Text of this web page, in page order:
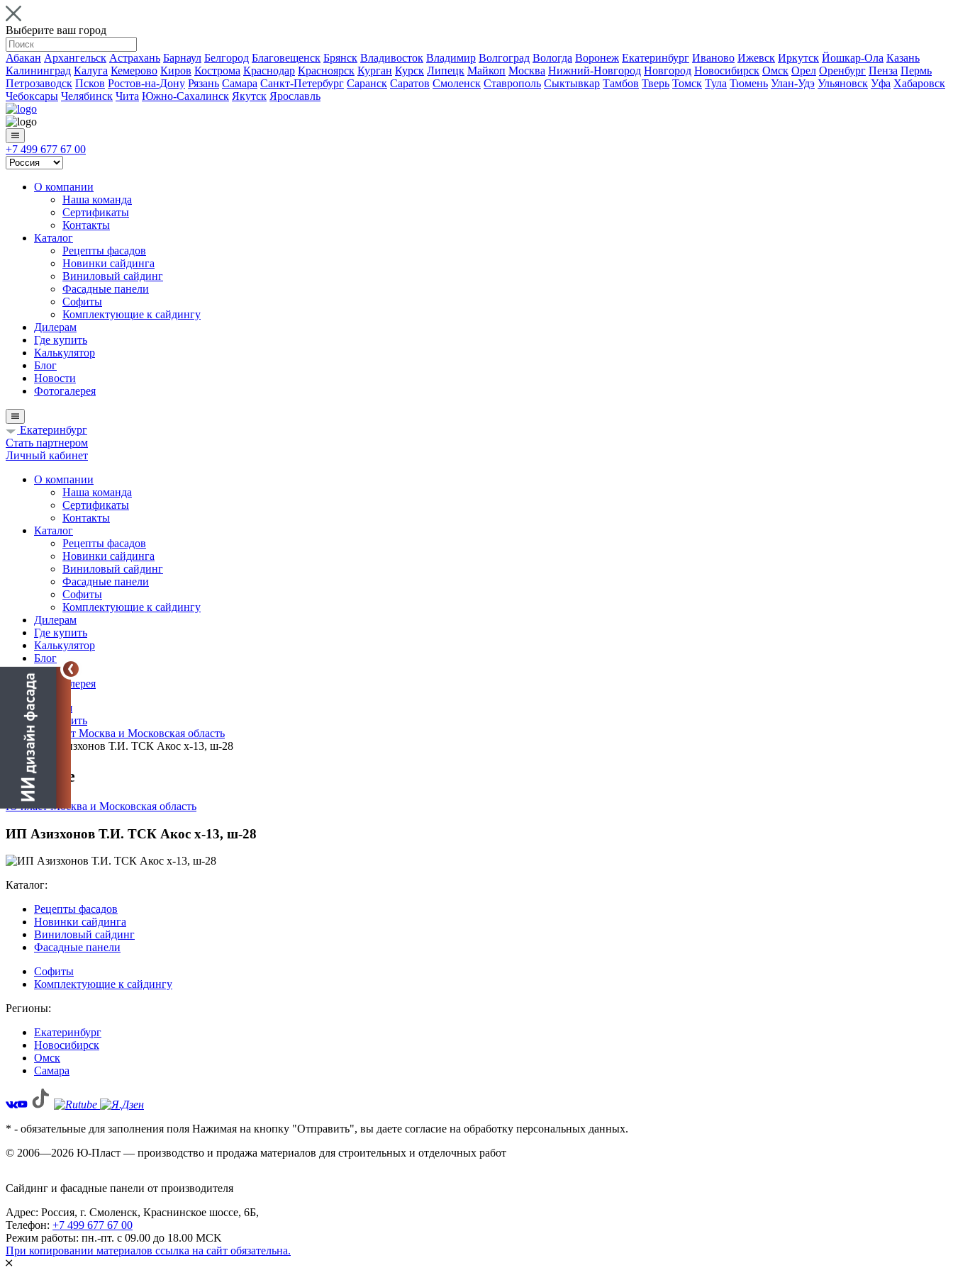
Выберите ваш город
Абакан Архангельск Астрахань Барнаул Белгород Благовещенск Брянск Владивосток Владимир Волгоград Вологда Воронеж Екатеринбург Иваново Ижевск Иркутск Йошкар-Ола Казань
Калининград Калуга Кемерово Киров Кострома Краснодар Красноярск Курган Курск Липецк Майкоп Москва Нижний-Новгород Новгород Новосибирск Омск Орел Оренбург Пенза Пермь
Петрозаводск Псков Ростов-на-Дону Рязань Самара Санкт-Петербург Саранск Саратов Смоленск Ставрополь Сыктывкар Тамбов Тверь Томск Тула Тюмень Улан-Удэ Ульяновск Уфа Хабаровск
Чебоксары Челябинск Чита Южно-Сахалинск Якутск Ярославль
+7 499 677 67 00
О компании
Наша команда
Сертификаты
Контакты
Каталог
Рецепты фасадов
Новинки сайдинга
Виниловый сайдинг
Фасадные панели
Софиты
Комплектующие к сайдингу
Дилерам
Где купить
Калькулятор
Блог
Новости
Фотогалерея
Екатеринбург
Стать партнером
Личный кабинет
О компании
Наша команда
Сертификаты
Контакты
Каталог
Рецепты фасадов
Новинки сайдинга
Виниловый сайдинг
Фасадные панели
Софиты
Комплектующие к сайдингу
Дилерам
Где купить
Калькулятор
Блог
Новости
Фотогалерея
Главная
Где купить
Ю-пласт Москва и Московская область
ИП Азизхонов Т.И. ТСК Акос х-13, ш-28
О салоне
Ю-пласт Москва и Московская область
ИП Азизхонов Т.И. ТСК Акос х-13, ш-28
Каталог:
Рецепты фасадов
Новинки сайдинга
Виниловый сайдинг
Фасадные панели
Софиты
Комплектующие к сайдингу
Регионы:
Екатеринбург
Новосибирск
Омск
Самара
* - обязательные для заполнения поля Нажимая на кнопку "Отправить", вы даете согласие на обработку персональных данных.
© 2006—2026 Ю-Пласт — производство и продажа материалов для строительных и отделочных работ
Сайдинг и фасадные панели от производителя
Адрес: Россия, г. Смоленск, Краснинское шоссе, 6Б,
Телефон: +7 499 677 67 00
Режим работы: пн.-пт. с 09.00 до 18.00 MCK
При копировании материалов ссылка на сайт обязательна.